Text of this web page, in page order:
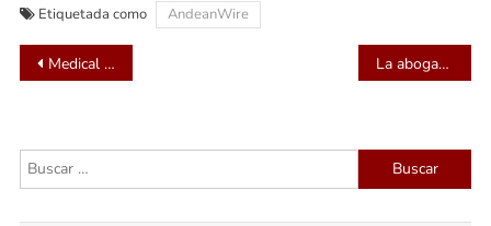
Etiquetada como AndeanWire
Navegación
entradas
Medical Taiwan 2025: Explorar la IA de vanguardia, las soluciones médicas inteligentes y las innovaciones en bienestar La abogada Maria Cardona impulsa la llegada de nómadas digitales con su asesoramiento especializado en extranjería
Buscar: